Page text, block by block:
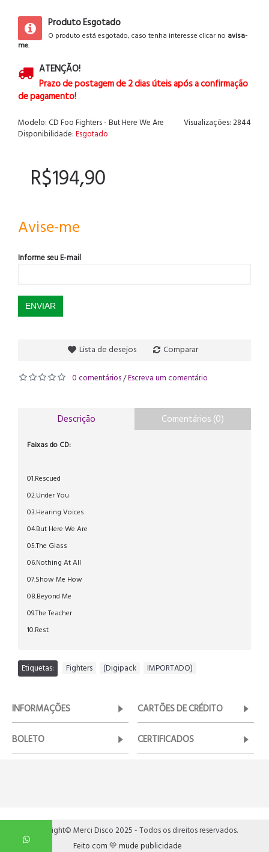
Produto Esgotado
O produto está esgotado, caso tenha interesse clicar no avisa-
me.
ATENÇÃO!
Prazo de postagem de 2 dias úteis após a confirmação
de pagamento!
Visualizações: 2844
Modelo: CD Foo Fighters - But Here We Are
Disponibilidade:Esgotado
R$194,90
Avise-me
Informe seu E-mail
ENVIAR
Lista de desejos Comparar
0 comentários/Escreva um comentário
Descrição Comentários (0)
Faixas do CD:
01.Rescued
02.Under You
03.Hearing Voices
04.But Here We Are
05.The Glass
06.Nothing At All
07.Show Me How
08.Beyond Me
09.The Teacher
10.Rest
Etiquetas: Fighters (Digipack IMPORTADO)
INFORMAÇÕES CARTÕES DE CRÉDITO
BOLETO CERTIFICADOS
Copyright© Merci Disco 2025 - Todos os direitos reservados.
Feito com 💛 mude publicidade